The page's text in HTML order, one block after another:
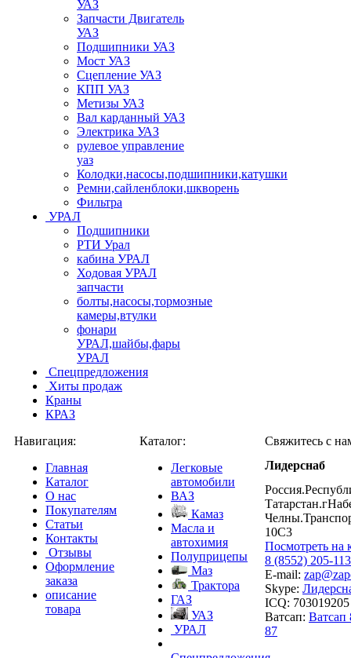
УАЗ
Запчасти Двигатель
УАЗ
Подшипники УАЗ
Мост УАЗ
Сцепление УАЗ
КПП УАЗ
Метизы УАЗ
Вал карданный УАЗ
Электрика УАЗ
рулевое управление
уаз
Колодки,насосы,подшипники,катушки
Ремни,сайленблоки,шкворень
Фильтра
УРАЛ
Подшипники
РТИ Урал
кабина УРАЛ
Ходовая УРАЛ
запчасти
болты,насосы,тормозные
камеры,втулки
фонари
УРАЛ,шайбы,фары
УРАЛ
Спецпредложения
Хиты продаж
Краны
КРАЗ
Навигация:
Главная
Каталог
О нас
Покупателям
Статьи
Контакты
Отзывы
Оформление
заказа
описание
товара
Каталог:
Легковые
автомобили
ВАЗ
Камаз
Масла и
автохимия
Полуприцепы
Маз
Трактора
ГАЗ
УАЗ
УРАЛ
Свяжитесь с
Лидерснаб
10С3
Посмотреть на
8 (8552) 205-113
E-mail:
Skype:
ICQ: 703019205
Ватсап: Ватсап
87